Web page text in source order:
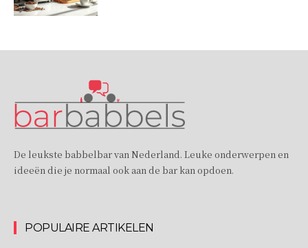
De leukste babbelbar van Nederland. Leuke onderwerpen en
ideeën die je normaal ook aan de bar kan opdoen.
POPULAIRE ARTIKELEN